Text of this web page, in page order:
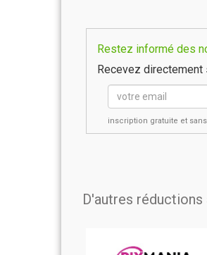
Restez informé des
Recevez directement
inscription gratuite et
D'autres